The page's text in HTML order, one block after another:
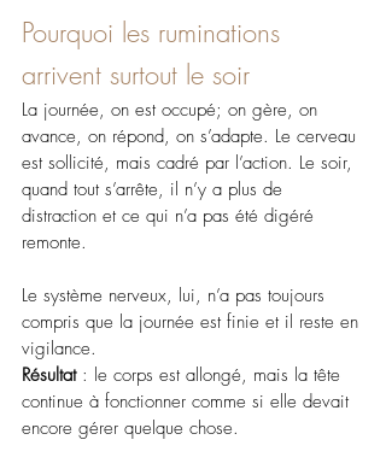
Pourquoi les ruminations
arrivent surtout le soir
La journée, on est occupé; on gère, on
avance, on répond, on s’adapte. Le cerveau
est sollicité, mais cadré par l’action. Le soir,
quand tout s’arrête, il n’y a plus de
distraction et ce qui n’a pas été digéré
remonte.
Le système nerveux, lui, n’a pas toujours
compris que la journée est finie et il reste en
vigilance.
Résultat : le corps est allongé, mais la tête
continue à fonctionner comme si elle devait
encore gérer quelque chose.